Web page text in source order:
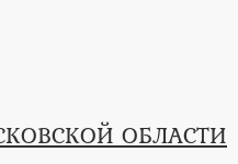
ОБЛАСТИ